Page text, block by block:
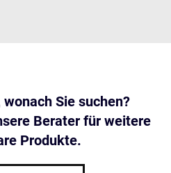
Sie suchen?
Berater für weitere
Produkte.